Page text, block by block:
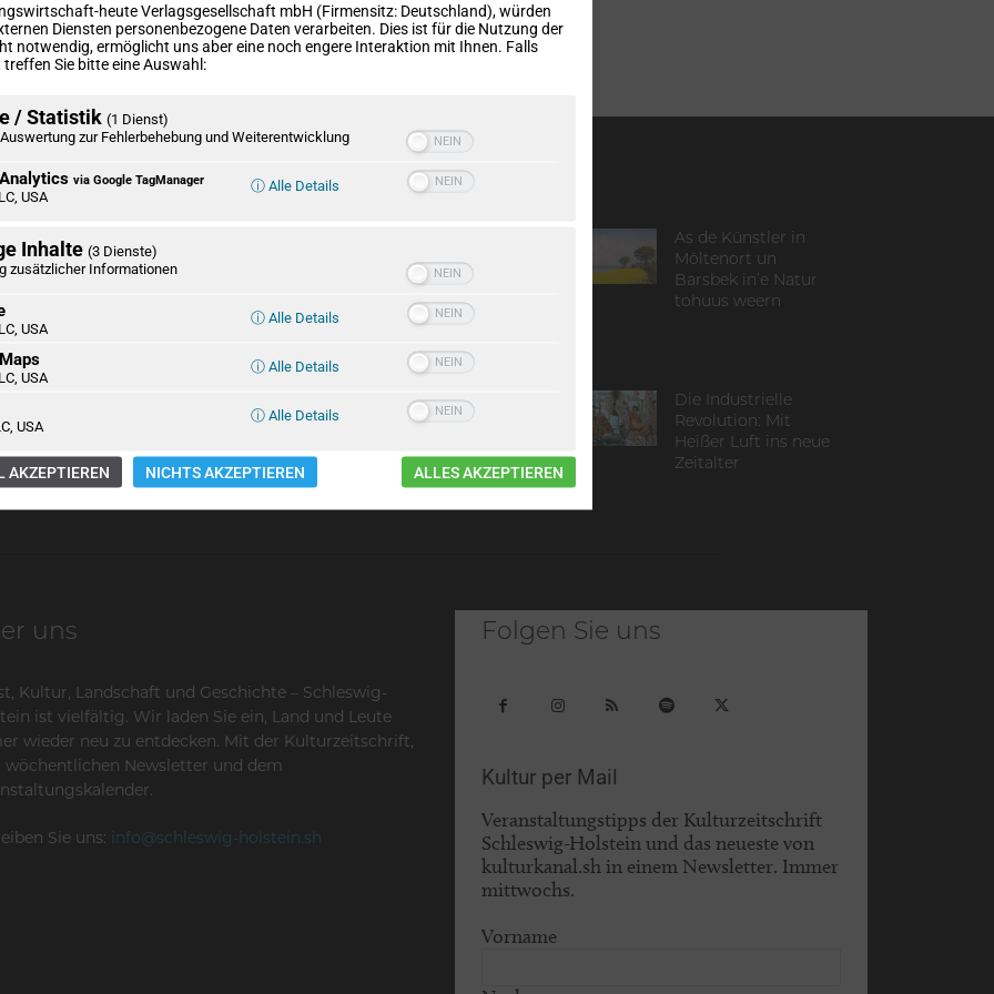
THEMA II – Märchen
Künstlerische
Perspektiven auf die
Welt der
Honigbienen
As de Künstler in
Möltenort un
Barsbek in’e Natur
tohuus weern
sichtbar zu machen
Zwangsübersetzungen
Konflikte?
Die Industrielle
Revolution: Mit
Heißer Luft ins neue
Zeitalter
uns
Kultur, Landschaft und Geschichte – Schleswig-
ist vielfältig. Wir laden Sie ein, Land und Leute
wieder neu zu entdecken. Mit der Kulturzeitschrift,
wöchentlichen Newsletter und dem
Sie uns: info@schleswig-holstein.sh
Folgen Sie uns
Kultur per Mail
Veranstaltungstipps der Kulturzeitschrift
Schleswig-Holstein und das neueste von
kulturkanal.sh in einem Newsletter. Immer
mittwochs.
Vorname
heute Verlagsgesellschaft mbH (Firmensitz: Deutschland), würden
Diensten personenbezogene Daten verarbeiten. Dies ist für die Nutzung der
notwendig, ermöglicht uns aber eine noch engere Interaktion mit Ihnen. Falls
Sie bitte eine Auswahl:
/ Statistik (1 Dienst)
zur Fehlerbehebung und Weiterentwicklung
via Google TagManager
USA
ⓘ Alle Details
Inhalte (3 Dienste)
zusätzlicher Informationen
USA
ⓘ Alle Details
USA
ⓘ Alle Details
USA
ⓘ Alle Details
AKZEPTIEREN NICHTS AKZEPTIEREN ALLES AKZEPTIEREN